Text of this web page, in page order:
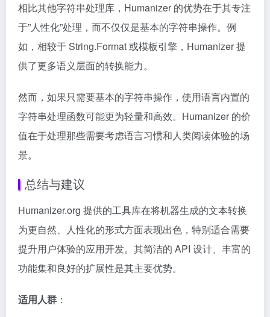
相比其他字符串处理库，Humanizer 的优势在于其专注
于”人性化”处理，而不仅仅是基本的字符串操作。例
如，相较于 String.Format 或模板引擎，Humanizer 提
供了更多语义层面的转换能力。
然而，如果只需要基本的字符串操作，使用语言内置的
字符串处理函数可能更为轻量和高效。Humanizer 的价
值在于处理那些需要考虑语言习惯和人类阅读体验的场
景。
总结与建议
Humanizer.org 提供的工具库在将机器生成的文本转换
为更自然、人性化的形式方面表现出色，特别适合需要
提升用户体验的应用开发。其简洁的 API 设计、丰富的
功能集和良好的扩展性是其主要优势。
适用人群 ：